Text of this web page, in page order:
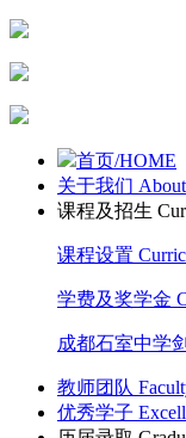
首页/HOME
关于我们
课程及招生
课程设置
学费及奖学金
成都石室中学
教师团队
优秀学子